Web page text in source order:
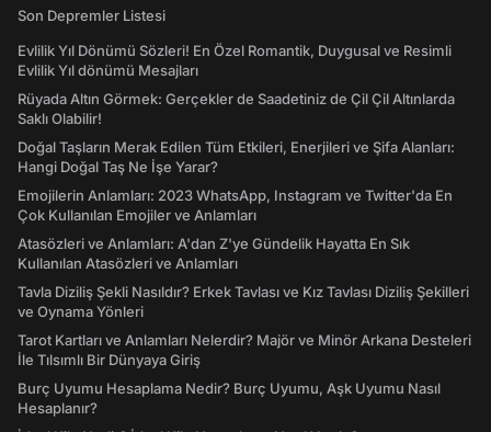
Son Depremler Listesi
Evlilik Yıl Dönümü Sözleri! En Özel Romantik, Duygusal ve Resimli
Evlilik Yıl dönümü Mesajları
Rüyada Altın Görmek: Gerçekler de Saadetiniz de Çil Çil Altınlarda
Saklı Olabilir!
Doğal Taşların Merak Edilen Tüm Etkileri, Enerjileri ve Şifa Alanları:
Hangi Doğal Taş Ne İşe Yarar?
Emojilerin Anlamları: 2023 WhatsApp, Instagram ve Twitter'da En
Çok Kullanılan Emojiler ve Anlamları
Atasözleri ve Anlamları: A'dan Z'ye Gündelik Hayatta En Sık
Kullanılan Atasözleri ve Anlamları
Tavla Diziliş Şekli Nasıldır? Erkek Tavlası ve Kız Tavlası Diziliş Şekilleri
ve Oynama Yönleri
Tarot Kartları ve Anlamları Nelerdir? Majör ve Minör Arkana Desteleri
İle Tılsımlı Bir Dünyaya Giriş
Burç Uyumu Hesaplama Nedir? Burç Uyumu, Aşk Uyumu Nasıl
Hesaplanır?